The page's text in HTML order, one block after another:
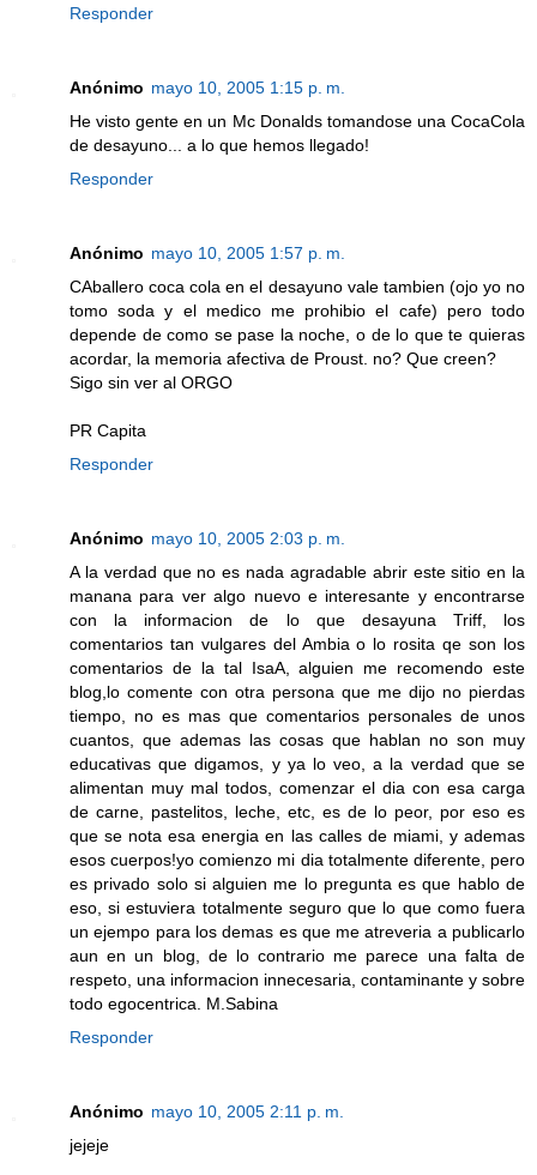
Responder
Anónimo mayo 10, 2005 1:15 p. m.
He visto gente en un Mc Donalds tomandose una CocaCola
de desayuno... a lo que hemos llegado!
Responder
Anónimo mayo 10, 2005 1:57 p. m.
CAballero coca cola en el desayuno vale tambien (ojo yo no
tomo soda y el medico me prohibio el cafe) pero todo
depende de como se pase la noche, o de lo que te quieras
acordar, la memoria afectiva de Proust. no? Que creen?
Sigo sin ver al ORGO
PR Capita
Responder
Anónimo mayo 10, 2005 2:03 p. m.
A la verdad que no es nada agradable abrir este sitio en la
manana para ver algo nuevo e interesante y encontrarse
con la informacion de lo que desayuna Triff, los
comentarios tan vulgares del Ambia o lo rosita qe son los
comentarios de la tal IsaA, alguien me recomendo este
blog,lo comente con otra persona que me dijo no pierdas
tiempo, no es mas que comentarios personales de unos
cuantos, que ademas las cosas que hablan no son muy
educativas que digamos, y ya lo veo, a la verdad que se
alimentan muy mal todos, comenzar el dia con esa carga
de carne, pastelitos, leche, etc, es de lo peor, por eso es
que se nota esa energia en las calles de miami, y ademas
esos cuerpos!yo comienzo mi dia totalmente diferente, pero
es privado solo si alguien me lo pregunta es que hablo de
eso, si estuviera totalmente seguro que lo que como fuera
un ejempo para los demas es que me atreveria a publicarlo
aun en un blog, de lo contrario me parece una falta de
respeto, una informacion innecesaria, contaminante y sobre
todo egocentrica. M.Sabina
Responder
Anónimo mayo 10, 2005 2:11 p. m.
jejeje